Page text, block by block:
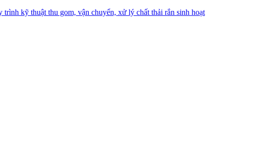
kỹ thuật thu gom, vận chuyển, xử lý chất thải rắn sinh hoạt